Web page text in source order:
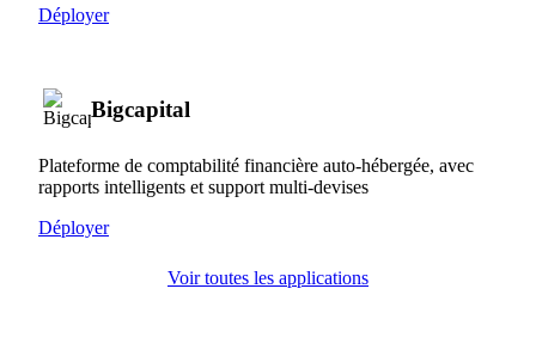
Déployer
Bigcapital
Plateforme de comptabilité financière auto-hébergée, avec
rapports intelligents et support multi-devises
Déployer
Voir toutes les applications